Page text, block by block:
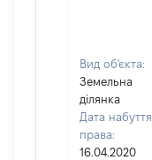
Вид об'єкта:
Земельна
ділянка
Дата набуття
права:
16.04.2020